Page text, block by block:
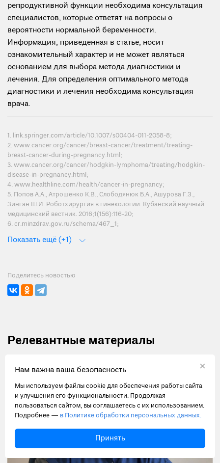
репродуктивной функции необходима консультация
специалистов, которые ответят на вопросы о
вероятности нормальной беременности.
Информация, приведенная в статье, носит
ознакомительный характер и не может являться
основанием для выбора метода диагностики и
лечения. Для определения оптимального метода
диагностики и лечения необходима консультация
врача.
1. link.springer.com/article/10.1007/s00404-011-2058-8;
2. www.cancer.org/cancer/breast-cancer/treatment/treating-
breast-cancer-during-pregnancy.html;
3. www.cancer.org/cancer/hodgkin-lymphoma/treating/hodgkin-
disease-in-pregnancy.html;
4. www.healthline.com/health/cancer-in-pregnancy;
5. Попов А.А., Атрошенко К.В., Слободянюк Б.А., Ашурова Г.З.,
Зинган Ш.И. Роботхирургия в гинекологии. Кубанский научный
медицинский вестник. 2016;1(156):116-20;
6. cr.minzdrav.gov.ru/schema/467_1;
Показать ещё (+1)
Поделитесь новостью
Релевантные материалы
×
Нам важна ваша безопасность
Мы используем файлы cookie для обеспечения работы сайта
и улучшения его функциональности. Продолжая
пользоваться сайтом, вы соглашаетесь с их использованием.
Подробнее — в Политике обработки персональных данных.
Принять